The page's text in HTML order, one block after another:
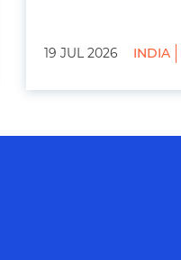
19 JUL 2026 INDIA